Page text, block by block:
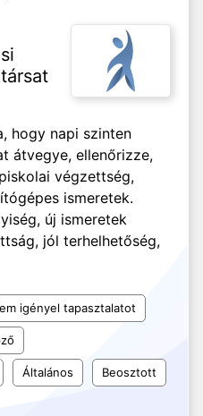
hogy napi szinten
átvegye, ellenőrizze,
végzettség,
ismeretek.
új ismeretek
jól terhelhetőség,
igényel tapasztalatot
Általános Beosztott